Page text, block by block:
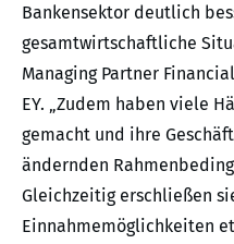
Bankensektor deutlich
gesamtwirtschaftliche
Managing Partner
EY. „Zudem haben viele
gemacht und ihre
ändernden
Gleichzeitig erschließen
Einnahmemöglichkeiten